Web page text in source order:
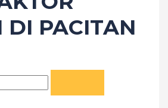
DI PACITAN